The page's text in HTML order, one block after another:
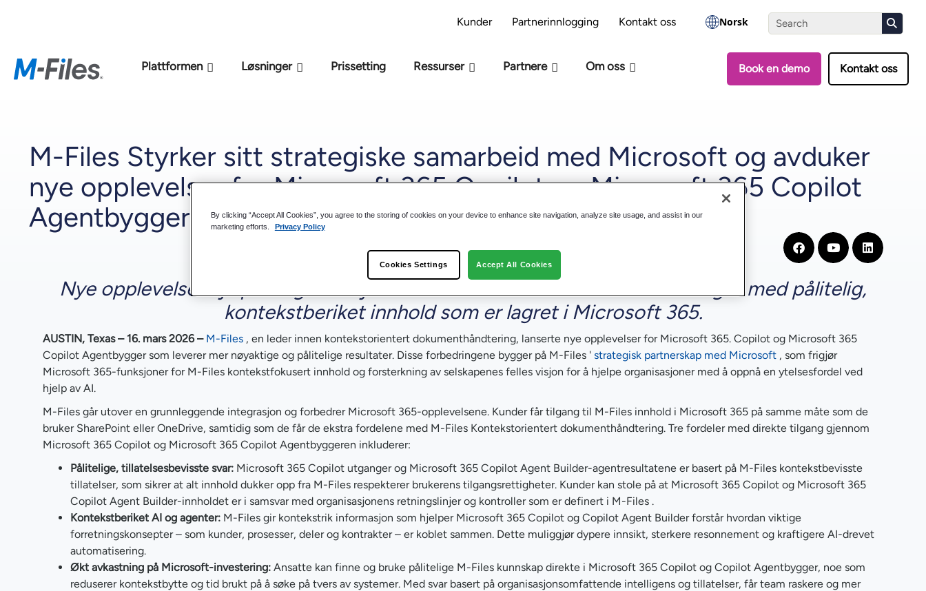
Kunder Partnerinnlogging Kontakt oss Norsk
Plattformen Løsninger Prissetting Ressurser Partnere Om oss Book en demo Kontakt oss
M-Files Styrker sitt strategiske samarbeid med Microsoft og avduker
nye opplevelser for Microsoft 365 Copilot og Microsoft 365 Copilot
Agentbygger
Nye opplevelser hjelper organisasjoner med å forbedre sine AI-investeringer med pålitelig,
kontekstberiket innhold som er lagret i Microsoft 365.
AUSTIN, Texas – 16. mars 2026 – M-Files , en leder innen kontekstorientert dokumenthåndtering, lanserte nye opplevelser for Microsoft 365. Copilot og Microsoft 365
Copilot Agentbygger som leverer mer nøyaktige og pålitelige resultater. Disse forbedringene bygger på M-Files ' strategisk partnerskap med Microsoft , som frigjør
Microsoft 365-funksjoner for M-Files kontekstfokusert innhold og forsterkning av selskapenes felles visjon for å hjelpe organisasjoner med å oppnå en ytelsesfordel ved
hjelp av AI.
M-Files går utover en grunnleggende integrasjon og forbedrer Microsoft 365-opplevelsene. Kunder får tilgang til M-Files innhold i Microsoft 365 på samme måte som de
bruker SharePoint eller OneDrive, samtidig som de får de ekstra fordelene med M-Files Kontekstorientert dokumenthåndtering. Tre fordeler med direkte tilgang gjennom
Microsoft 365 Copilot og Microsoft 365 Copilot Agentbyggeren inkluderer:
Pålitelige, tillatelsesbevisste svar: Microsoft 365 Copilot utganger og Microsoft 365 Copilot Agent Builder-agentresultatene er basert på M-Files kontekstbevisste
tillatelser, som sikrer at alt innhold dukker opp fra M-Files respekterer brukerens tilgangsrettigheter. Kunder kan stole på at Microsoft 365 Copilot og Microsoft 365
Copilot Agent Builder-innholdet er i samsvar med organisasjonens retningslinjer og kontroller som er definert i M-Files .
Kontekstberiket AI og agenter: M-Files gir kontekstrik informasjon som hjelper Microsoft 365 Copilot og Copilot Agent Builder forstår hvordan viktige
forretningskonsepter – som kunder, prosesser, deler og kontrakter – er koblet sammen. Dette muliggjør dypere innsikt, sterkere resonnement og kraftigere AI-drevet
automatisering.
Økt avkastning på Microsoft-investering: Ansatte kan finne og bruke pålitelige M-Files kunnskap direkte i Microsoft 365 Copilot og Copilot Agentbygger, noe som
reduserer kontekstbytte og tid brukt på å søke på tvers av systemer. Med svar basert på organisasjonsomfattende intelligens og tillatelser, får team raskere og mer
Ny M-Files AI-beredskapsmodell – Er du klar for AI? Ta AI-vurderingen
By clicking “Accept All Cookies”, you agree to the storing of cookies on your device to enhance site navigation, analyze site usage, and assist in our
marketing efforts.
Privacy Policy
Cookies Settings Accept All Cookies